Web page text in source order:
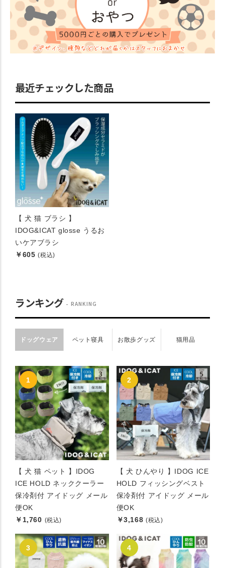
最近チェックした商品
【 犬 猫 ブラシ 】
IDOG&ICAT glosse うるお
いケアブラシ
￥605 (税込)
ランキング RANKING
ドッグウェア ペット寝具 お散歩グッズ 猫用品
【 犬 猫 ペット 】IDOG
ICE HOLD ネッククーラー
保冷剤付 アイドッグ メール
便OK
￥1,760 (税込)
【 犬 ひんやり 】IDOG ICE
HOLD フィッシングベスト
保冷剤付 アイドッグ メール
便OK
￥3,168 (税込)